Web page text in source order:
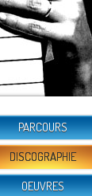
PARCOURS
DISCOGRAPHIE
OEUVRES